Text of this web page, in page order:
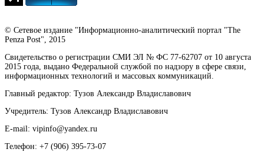
© Сетевое издание "Информационно-аналитический портал "The
Penza Post", 2015
Свидетельство о регистрации СМИ ЭЛ № ФС 77-62707 от 10 августа
2015 года, выдано Федеральной службой по надзору в сфере связи,
информационных технологий и массовых коммуникаций.
Главный редактор: Тузов Александр Владиславович
Учредитель: Тузов Александр Владиславович
E-mail: vipinfo@yandex.ru
Телефон: +7 (906) 395-73-07